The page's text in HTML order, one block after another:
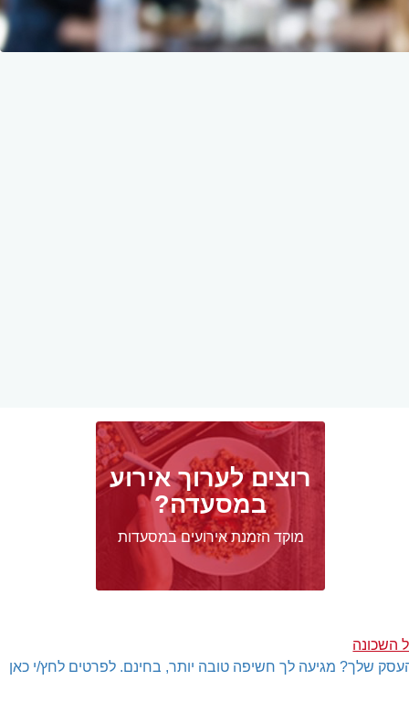
השכונה
רוצים לערוך אירוע
במסעדה?
מוקד הזמנת אירועים במסעדות
שלך? מגיעה לך חשיפה טובה יותר, בחינם. לפרטים לחץ/י כאן